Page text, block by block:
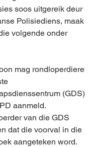
soos uitgereik deur
Polisiediens, maak
volgende onder
mag rondloperdiere
(GDS)
aanmeld.
van die GDS
dat die voorval in die
aangeteken word.